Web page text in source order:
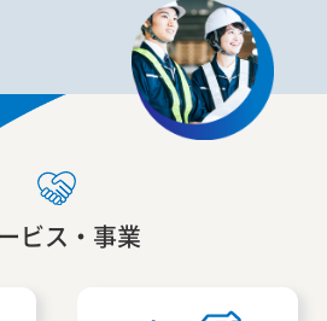
ビス・事業